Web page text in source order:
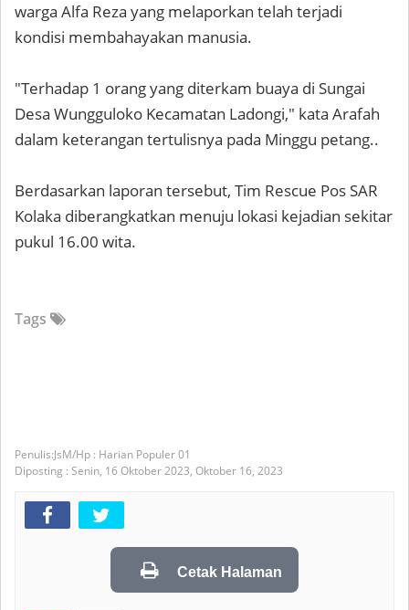
warga Alfa Reza yang melaporkan telah terjadi
kondisi membahayakan manusia.
"Terhadap 1 orang yang diterkam buaya di Sungai
Desa Wungguloko Kecamatan Ladongi," kata Arafah
dalam keterangan tertulisnya pada Minggu petang..
Berdasarkan laporan tersebut, Tim Rescue Pos SAR
Kolaka diberangkatkan menuju lokasi kejadian sekitar
pukul 16.00 wita.
Tags
JsM/Hp : Harian Populer 01
Diposting : Senin, 16 Oktober 2023, Oktober 16, 2023
Cetak Halaman